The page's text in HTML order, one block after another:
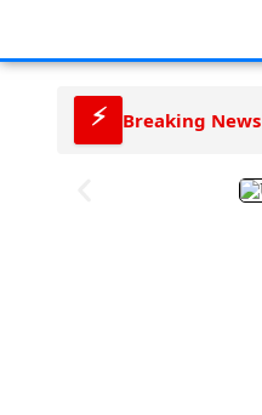
⚡ Breaking News